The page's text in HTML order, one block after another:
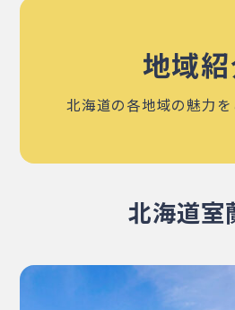
イベント・研修会
・お問合せ
地域
北海道の各地域の魅力を
北海道室